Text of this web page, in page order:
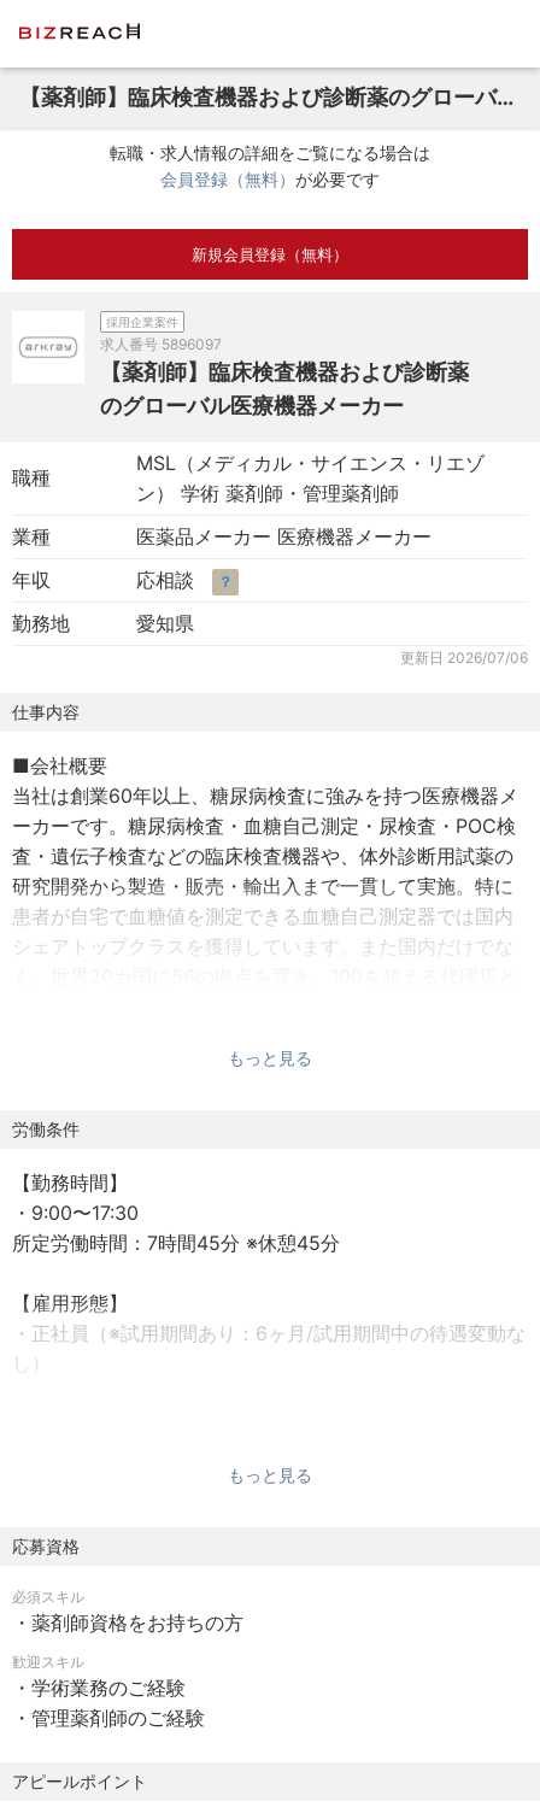
【薬剤師】臨床検査機器および診断薬のグローバル医療機器メーカー
転職・求人情報の詳細をご覧になる場合は
会員登録（無料） が必要です
新規会員登録（無料）
採用企業案件
求人番号 5896097
【薬剤師】臨床検査機器および診断薬
のグローバル医療機器メーカー
職種
MSL（メディカル・サイエンス・リエゾ
ン） 学術 薬剤師・管理薬剤師
業種
医薬品メーカー 医療機器メーカー
年収
応相談 ？
勤務地 愛知県
更新日 2026/07/06
仕事内容
■会社概要
当社は創業60年以上、糖尿病検査に強みを持つ医療機器メ
ーカーです。糖尿病検査・血糖自己測定・尿検査・POC検
査・遺伝子検査などの臨床検査機器や、体外診断用試薬の
研究開発から製造・販売・輸出入まで一貫して実施。特に
患者が自宅で血糖値を測定できる血糖自己測定器では国内
シェアトップクラスを獲得しています。また国内だけでな
日本の糖尿病人口は世界9位。糖尿病は、世界的にみても患
者数が年々増加しております。糖尿病検査分野において国
内トップクラスのアークレイの製品は国内のみならず、世
販売、世界中の人々の健康な生活を支える事業をおこなっ
ております。
スピード感をもって開発を行うことが出来る点も、当社の
らこそ、既存の製品に依存するのではなく、まだ測定出来
ない検体や新たな検査分野への挑戦をし続け世界の人々の
健康を支援支援していく為、事業拡大をおこなっておりま
す。
今後のアークレイを担い当社の一員となっていただける方
もっと見る
労働条件
【勤務時間】
・9:00〜17:30
所定労働時間：7時間45分 ※休憩45分
【雇用形態】
・正社員（※試用期間あり：6ヶ月/試用期間中の待遇変動な
し）
住所：愛知県名古屋市中区栄2-15-6岩田ビル5F
※備考※
転勤の可能性がございます。
・社宅制度/転勤発生時の費用負担あり
・エリア限定社員/地域限定社員の相談可
【休日休暇】
・年間有給休暇（入社時に10日付与。初年度は１〜10日※入
もっと見る
応募資格
必須スキル
・薬剤師資格をお持ちの方
歓迎スキル
・学術業務のご経験
・管理薬剤師のご経験
アピールポイント